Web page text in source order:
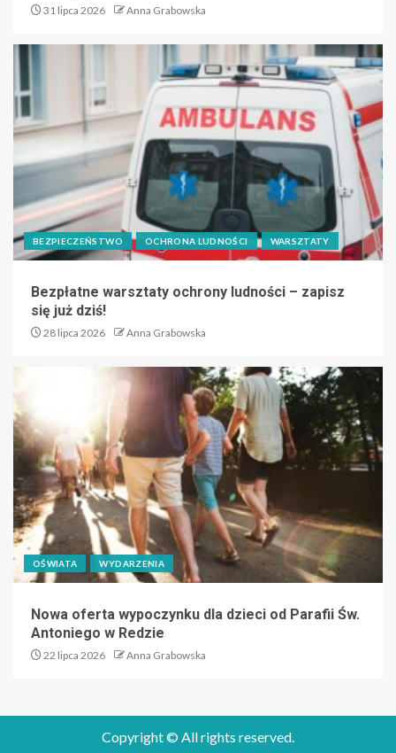
31 lipca 2026 Anna Grabowska
BEZPIECZEŃSTWO OCHRONA LUDNOŚCI WARSZTATY
Bezpłatne warsztaty ochrony ludności – zapisz
się już dziś!
28 lipca 2026 Anna Grabowska
OŚWIATA WYDARZENIA
Nowa oferta wypoczynku dla dzieci od Parafii Św.
Antoniego w Redzie
22 lipca 2026 Anna Grabowska
Copyright © All rights reserved.